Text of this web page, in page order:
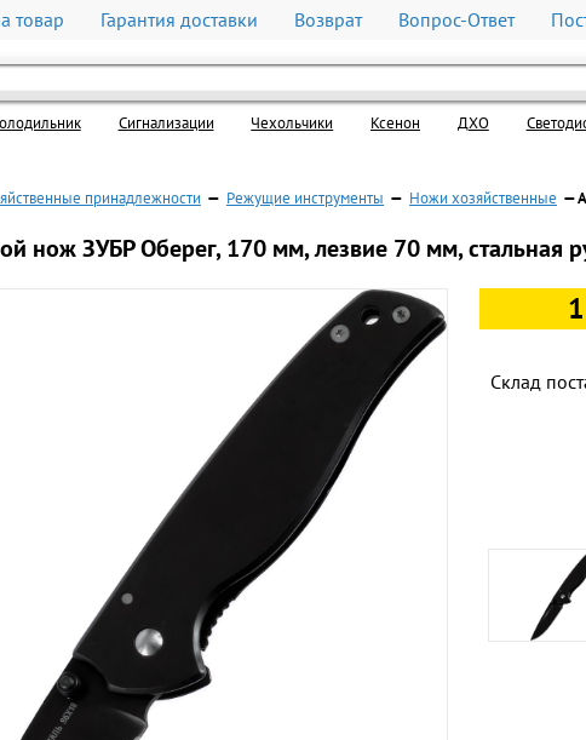
товар Гарантия доставки Возврат Вопрос-Ответ
Cигнализации Чехольчики Ксенон ДХО
принадлежности — Режущие инструменты — Ножи хозяйственные —
нож ЗУБР Оберег, 170 мм, лезвие 70 мм, стальная
Склад